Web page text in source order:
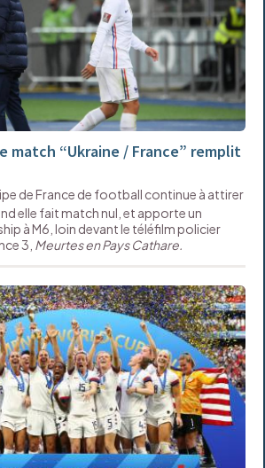
match “Ukraine / France” remplit
de France de football continue à attirer
elle fait match nul, et apporte un
à M6, loin devant le téléfilm policier
3, Meurtes en Pays Cathare.